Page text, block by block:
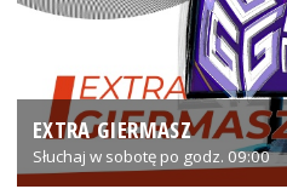
EXTRA GIERMASZ
Słuchaj w sobotę po godz. 09:00